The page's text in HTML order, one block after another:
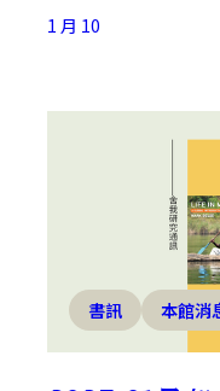
1 月 10
書訊 本館消